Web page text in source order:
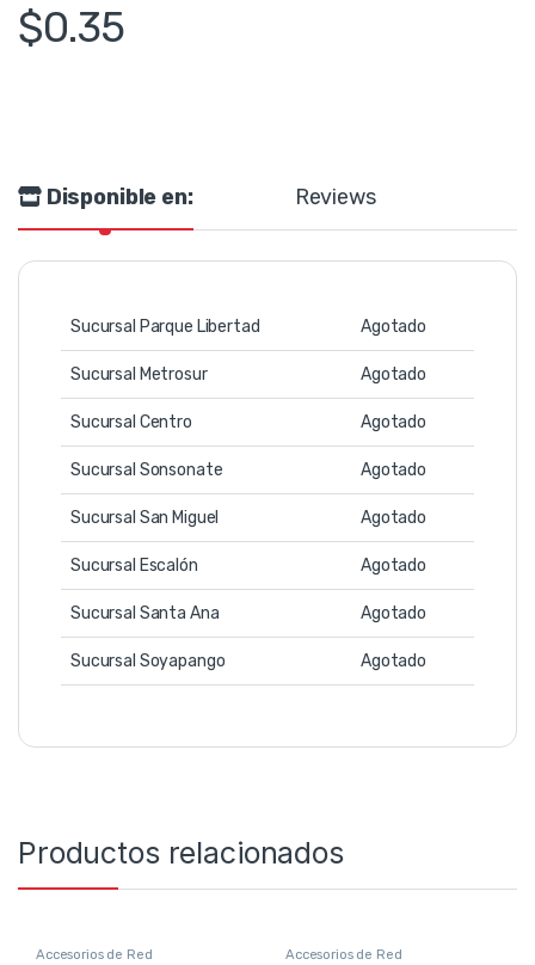
$0.35
Disponible en: Reviews
Sucursal Parque Libertad Agotado
Sucursal Metrosur Agotado
Sucursal Centro Agotado
Sucursal Sonsonate Agotado
Sucursal San Miguel Agotado
Sucursal Escalón Agotado
Sucursal Santa Ana Agotado
Sucursal Soyapango Agotado
Productos relacionados
Accesorios de Red Accesorios de Red